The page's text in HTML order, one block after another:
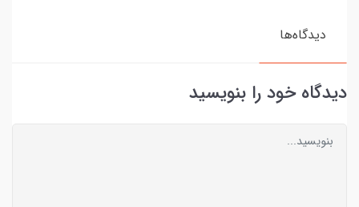
دیدگاه‌ها
دیدگاه خود را بنویسید